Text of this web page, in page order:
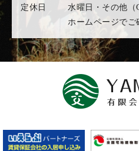
定休日
水曜日・その他（
ホームページでご